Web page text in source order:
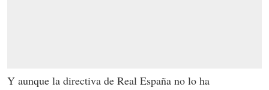
Y aunque la directiva de Real España no lo ha